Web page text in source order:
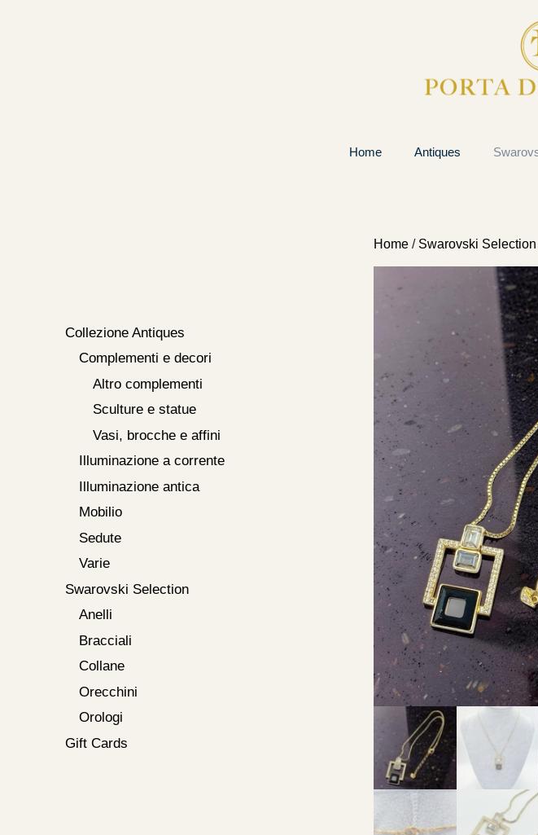
Home Antiques
Home / Swarovski Selection
Collezione Antiques
Complementi e decori
Altro complementi
Sculture e statue
Vasi, brocche e affini
Illuminazione a corrente
Illuminazione antica
Mobilio
Sedute
Varie
Swarovski Selection
Anelli
Bracciali
Collane
Orecchini
Orologi
Gift Cards